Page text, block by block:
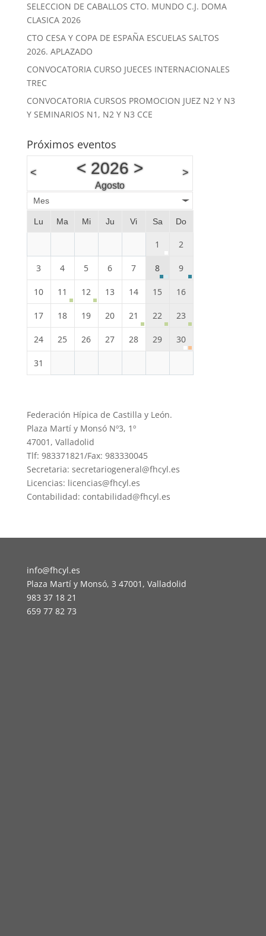
SELECCION DE CABALLOS CTO. MUNDO C.J. DOMA
CLASICA 2026
CTO CESA Y COPA DE ESPAÑA ESCUELAS SALTOS
2026. APLAZADO
CONVOCATORIA CURSO JUECES INTERNACIONALES
TREC
CONVOCATORIA CURSOS PROMOCION JUEZ N2 Y N3
Y SEMINARIOS N1, N2 Y N3 CCE
Próximos eventos
< < 2026>
Agosto
>
Mes
Lu Ma Mi Ju Vi Sa Do
1 2
3 4 5 6 7 8 9
10 11 12 13 14 15 16
17 18 19 20 21 22 23
24 25 26 27 28 29 30
31
Federación Hípica de Castilla y León.
Plaza Martí y Monsó Nº3, 1º
47001, Valladolid
Tlf: 983371821/Fax: 983330045
Secretaria: secretariogeneral@fhcyl.es
Licencias: licencias@fhcyl.es
Contabilidad: contabilidad@fhcyl.es
info@fhcyl.es
Plaza Martí y Monsó, 3 47001, Valladolid
983 37 18 21
659 77 82 73